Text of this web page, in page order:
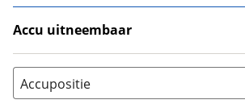
Accu uitneembaar
Nee, vast (22)
Accupositie